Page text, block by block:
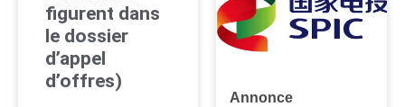
figurent dans
le dossier
d’appel
d’offres)
Annonce